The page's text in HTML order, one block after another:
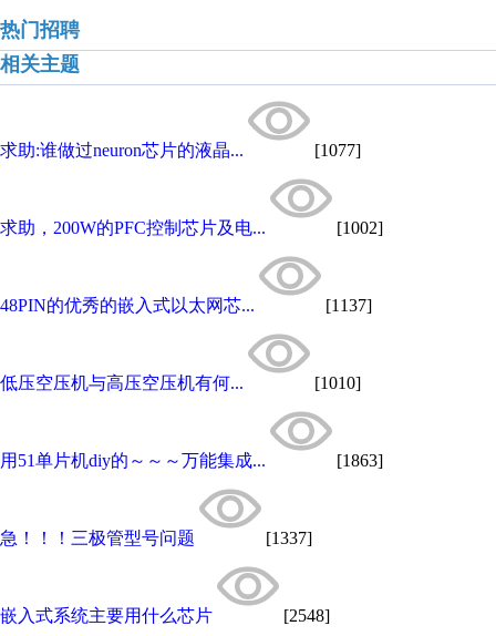
热门招聘
相关主题
求助:谁做过neuron芯片的液晶... [1077]
求助，200W的PFC控制芯片及电... [1002]
48PIN的优秀的嵌入式以太网芯... [1137]
低压空压机与高压空压机有何... [1010]
用51单片机diy的～～～万能集成... [1863]
急！！！三极管型号问题 [1337]
嵌入式系统主要用什么芯片 [2548]